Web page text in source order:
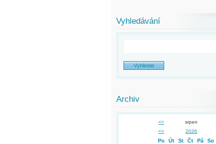
Vyhledávání
Archiv
<< srpen
<<
2026
Po Út St Čt Pá So